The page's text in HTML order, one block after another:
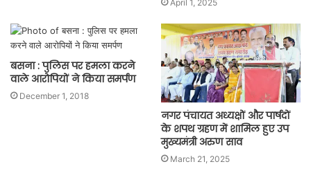
April 1, 2025
बसना : पुलिस पर हमला करने
वाले आरोपियों ने किया समर्पण
December 1, 2018
नगर पंचायत अध्यक्षों और पार्षदों
के शपथ ग्रहण में शामिल हुए उप
मुख्यमंत्री अरुण साव
March 21, 2025